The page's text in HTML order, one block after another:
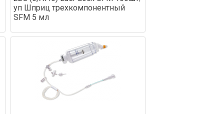
уп Шприц трехкомпонентный
SFM 5 мл